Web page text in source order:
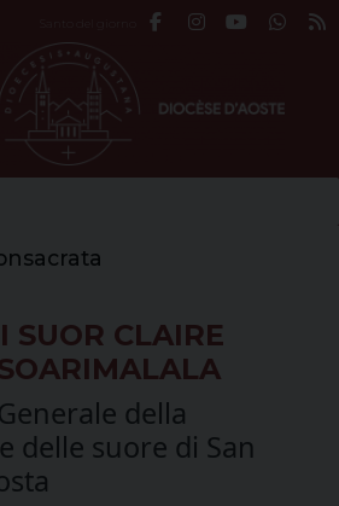
SUOR CLAIRE
della
delle suore di San